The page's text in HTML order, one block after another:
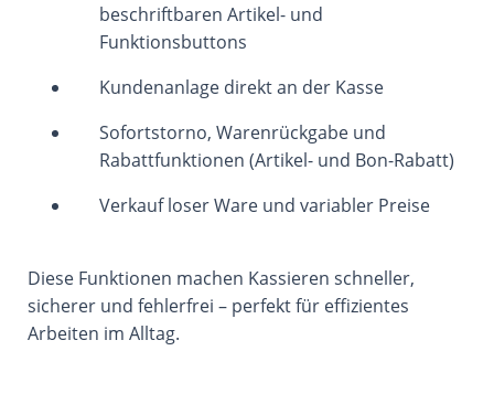
beschriftbaren Artikel- und
Funktionsbuttons
Kundenanlage direkt an der Kasse
Sofortstorno, Warenrückgabe und
Rabattfunktionen (Artikel- und Bon-Rabatt)
Verkauf loser Ware und variabler Preise
Diese Funktionen machen Kassieren schneller,
sicherer und fehlerfrei – perfekt für effizientes
Arbeiten im Alltag.